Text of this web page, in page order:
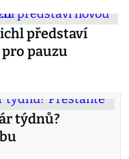
představí
pauzu
týdnů?